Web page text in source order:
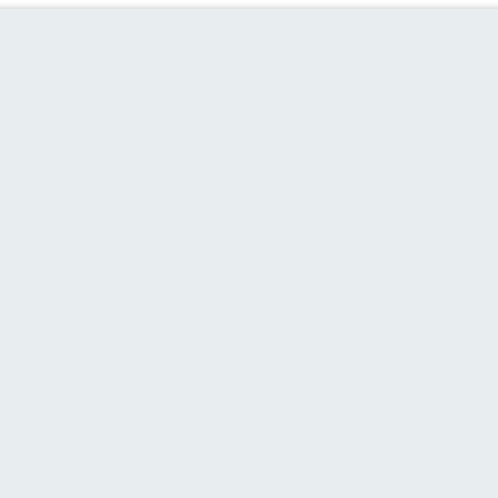
Необходимо точное следование техническим